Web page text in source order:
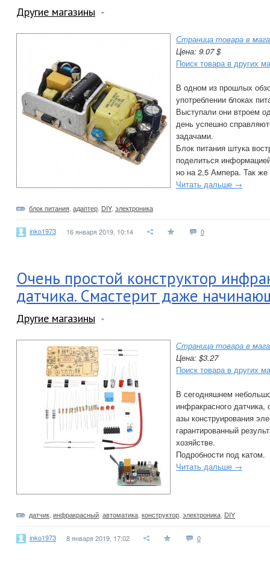
Другие магазины
Страница товара в
Цена: 9.07 $
Поиск товара в других
В одном из прошлых
употреблении блоках
Выступали они втроем
день успешно
задачами.
Блок питания штука
поделиться
но на 2,5 Ампера. Так
Читать дальше →
блок питания адаптер DIY, электроника
inko1973 16 января 2019, 10:14 0
Очень простой конструктор
датчика. Смастерит даже
Другие магазины
Страница товара в
Цена: $3.27
Поиск товара в других
В сегодняшнем
инфракрасного
азы конструирования
гарантированный
хозяйстве.
Подробности под катом.
Читать дальше →
датчик инфракрасный автоматика конструктор электроника DIY
inko1973 8 января 2019, 17:02 0